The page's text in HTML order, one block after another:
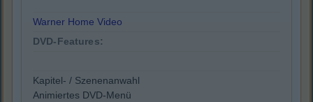
Warner Home Video
DVD-Features:
Kapitel- / Szenenanwahl
Animiertes DVD-Menü